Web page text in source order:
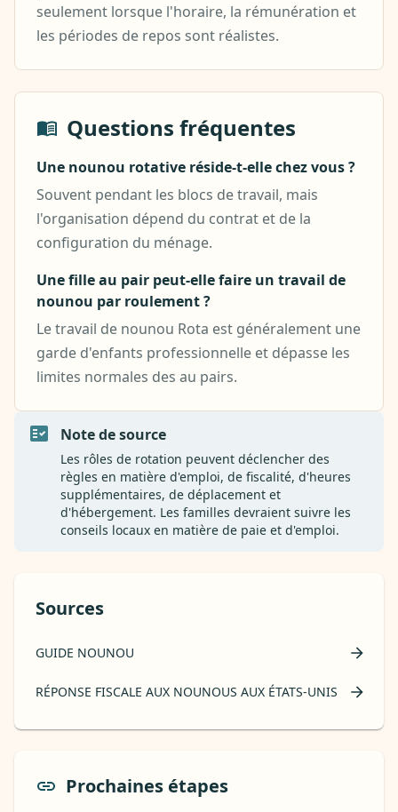
seulement lorsque l'horaire, la rémunération et
les périodes de repos sont réalistes.
Questions fréquentes
Une nounou rotative réside-t-elle chez vous ?
Souvent pendant les blocs de travail, mais
l'organisation dépend du contrat et de la
configuration du ménage.
Une fille au pair peut-elle faire un travail de
nounou par roulement ?
Le travail de nounou Rota est généralement une
garde d'enfants professionnelle et dépasse les
limites normales des au pairs.
Note de source
Les rôles de rotation peuvent déclencher des
règles en matière d'emploi, de fiscalité, d'heures
supplémentaires, de déplacement et
d'hébergement. Les familles devraient suivre les
conseils locaux en matière de paie et d'emploi.
Sources
GUIDE NOUNOU
RÉPONSE FISCALE AUX NOUNOUS AUX ÉTATS-UNIS
Prochaines étapes